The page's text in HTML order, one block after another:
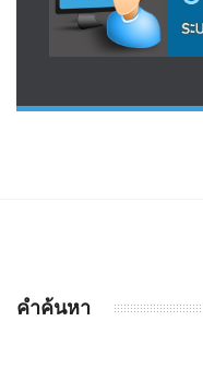
คำค้นหา